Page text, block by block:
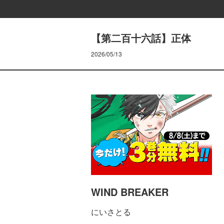
【第二百十六話】正体
2026/05/13
WIND BREAKER
にいさとる